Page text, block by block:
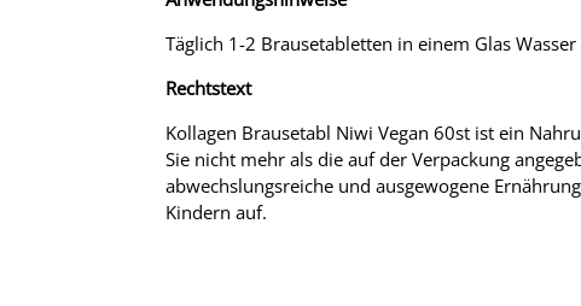
Täglich 1-2 Brausetabletten in einem Glas
Rechtstext
Kollagen Brausetabl Niwi Vegan 60st ist ein
Sie nicht mehr als die auf der Verpackung
abwechslungsreiche und ausgewogene
Kindern auf.